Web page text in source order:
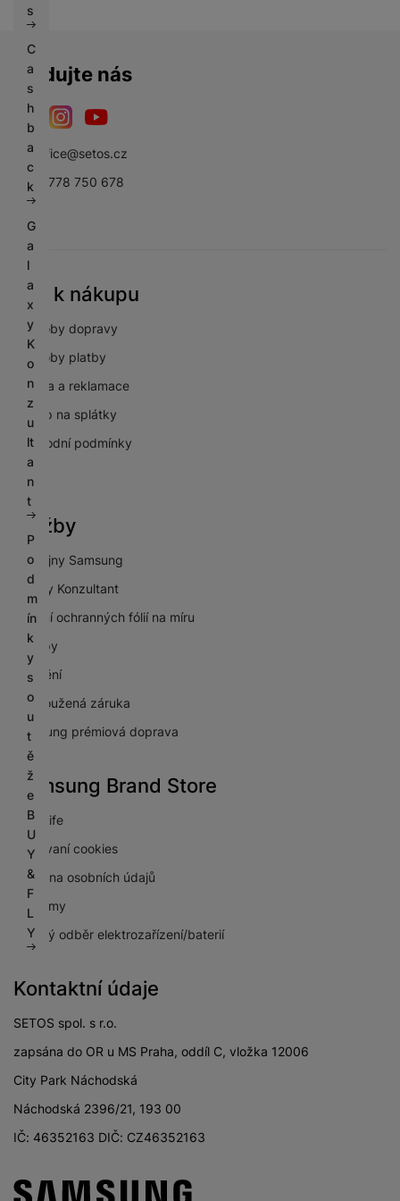
s
C
a
s
h
b
a
c
k
G
a
l
a
x
y
K
o
n
z
u
lt
a
n
t
P
o
d
m
ín
k
y
s
o
u
t
ě
ž
e
B
U
Y
&
F
L
Y
Sledujte nás
Facebook
sbsoffice@setos.cz
+420 778 750 678
Vše k nákupu
Způsoby dopravy
Způsoby platby
Záruka a reklamace
Nákup na splátky
Obchodní podmínky
GDPR
Služby
Prodejny Samsung
Galaxy Konzultant
Lepení ochranných fólií na míru
Výkupy
Pojištění
Prodloužená záruka
Samsung prémiová doprava
Samsung Brand Store
NextLife
Používaní cookies
Ochrana osobních údajů
Pro firmy
Zpětný odběr elektrozařízení/baterií
Kontaktní údaje
SETOS spol. s r.o.
zapsána do OR u MS Praha, oddíl C, vložka 12006
City Park Náchodská
Náchodská 2396/21, 193 00
IČ: 46352163 DIČ: CZ46352163